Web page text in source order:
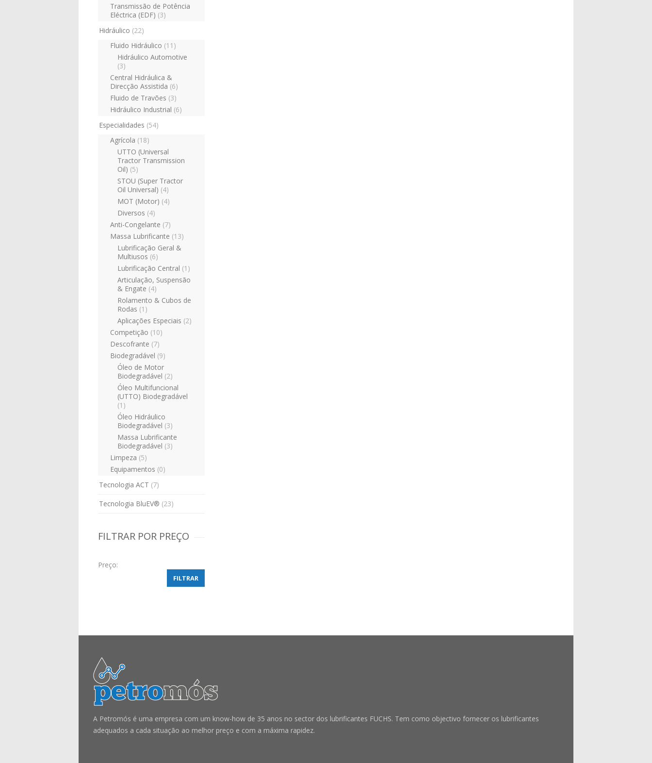
Transmissão de Potência
Eléctrica (EDF) (3)
Hidráulico (22)
Fluido Hidráulico (11)
Hidráulico Automotive
(3)
Central Hidráulica &
Direcção Assistida (6)
Fluido de Travões (3)
Hidráulico Industrial (6)
Especialidades (54)
Agrícola (18)
UTTO (Universal
Tractor Transmission
Oil) (5)
STOU (Super Tractor
Oil Universal) (4)
MOT (Motor) (4)
Diversos (4)
Anti-Congelante (7)
Massa Lubrificante (13)
Lubrificação Geral &
Multiusos (6)
Lubrificação Central (1)
Articulação, Suspensão
& Engate (4)
Rolamento & Cubos de
Rodas (1)
Aplicações Especiais (2)
Competição (10)
Descofrante (7)
Biodegradável (9)
Óleo de Motor
Biodegradável (2)
Óleo Multifuncional
(UTTO) Biodegradável
(1)
Óleo Hidráulico
Biodegradável (3)
Massa Lubrificante
Biodegradável (3)
Limpeza (5)
Equipamentos (0)
Tecnologia ACT (7)
Tecnologia BluEV® (23)
FILTRAR POR PREÇO
Preço:
FILTRAR
A Petromós é uma empresa com um know-how de 35 anos no sector dos lubrificantes FUCHS. Tem como objectivo fornecer os lubrificantes
adequados a cada situação ao melhor preço e com a máxima rapidez.